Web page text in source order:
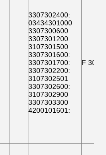
3307302400:
03434301000
3307300600
3307301200:
3107301500
3307301600:
3307301700:
3307302200:
3107302501
3307302600:
3107302900
3307303300
4200101601 :
F